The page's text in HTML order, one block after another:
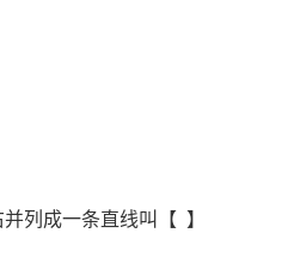
列成一条直线叫【 】